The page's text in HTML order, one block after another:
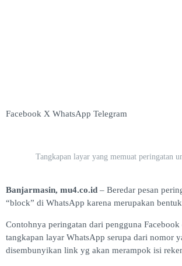
Facebook X WhatsApp Telegram
Tangkapan layar yang memuat peringatan
Banjarmasin, mu4.co.id – Beredar pesan
“block” di WhatsApp karena merupakan
Contohnya peringatan dari pengguna
tangkapan layar WhatsApp serupa dari nomor
disembunyikan link yg akan merampok isi